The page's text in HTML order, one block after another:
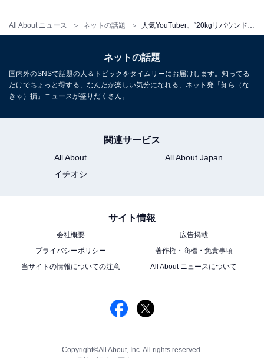
All About ニュース ネットの話題 人気YouTuber、“20kgリバウンドした体型”で指原莉乃の私服を着てみたら。デニムが破れるハプニングも
ネットの話題
国内外のSNSで話題の人＆トピックをタイムリーにお届けします。知ってる
だけでちょっと得する、なんだか楽しい気分になれる、ネット発「知ら（な
きゃ）損」ニュースが盛りだくさん。
関連サービス
All About
All About Japan
イチオシ
サイト情報
会社概要
広告掲載
プライバシーポリシー
著作権・商標・免責事項
当サイトの情報についての注意
All About ニュースについて
Copyright©All About, Inc. All rights reserved.